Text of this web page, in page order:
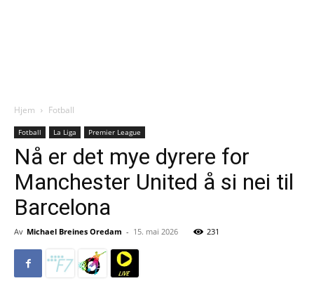
Hjem Fotball
Fotball La Liga Premier League
Nå er det mye dyrere for
Manchester United å si nei til
Barcelona
Av Michael Breines Oredam - 15. mai 2026 231